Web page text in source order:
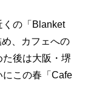
くの「Blanket
、カフェへの
後は大阪・堺
この春「Cafe